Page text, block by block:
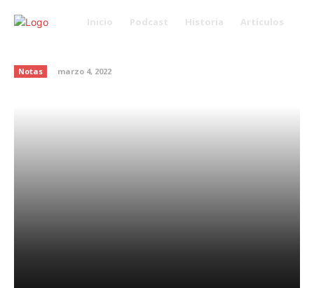
Inicio Podcast Historia Artículos
Notas marzo 4, 2022